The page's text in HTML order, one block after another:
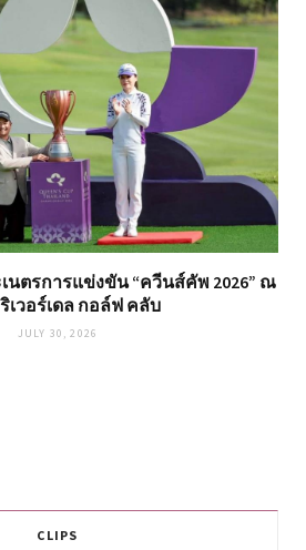
ตรการแข่งขัน “ควีนส์คัพ 2026” ณ
เวอร์เดล กอล์ฟ คลับ
JULY 30, 2026
CLIPS